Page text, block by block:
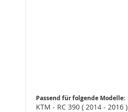
Passend für folgende Modelle:
KTM - RC 390 ( 2014 - 2016 )